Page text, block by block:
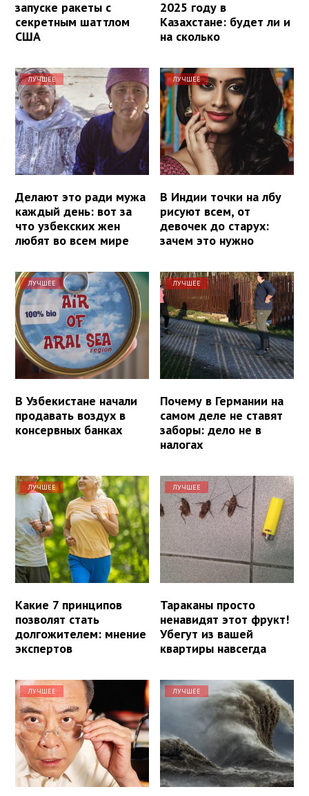
запуске ракеты с
секретным шаттлом
США
2025 году в
Казахстане: будет ли и
на сколько
ЛУЧШЕЕ
Делают это ради мужа
каждый день: вот за
что узбекских жен
любят во всем мире
ЛУЧШЕЕ
В Индии точки на лбу
рисуют всем, от
девочек до старух:
зачем это нужно
ЛУЧШЕЕ
В Узбекистане начали
продавать воздух в
консервных банках
ЛУЧШЕЕ
Почему в Германии на
самом деле не ставят
заборы: дело не в
налогах
ЛУЧШЕЕ
Какие 7 принципов
позволят стать
долгожителем: мнение
экспертов
ЛУЧШЕЕ
Тараканы просто
ненавидят этот фрукт!
Убегут из вашей
квартиры навсегда
ЛУЧШЕЕ ЛУЧШЕЕ